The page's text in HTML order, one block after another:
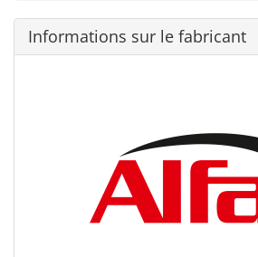
Informations sur le fabricant